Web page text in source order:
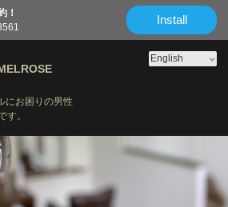
！
Install
にお困りの男性
す。